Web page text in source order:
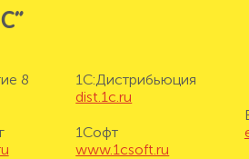
8
1С:Дистрибьюция
dist.1c.ru
1Софт
www.1csoft.ru